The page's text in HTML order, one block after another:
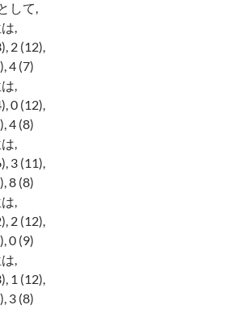
して,
,
2 (12),
4 (7)
,
0 (12),
4 (8)
,
3 (11),
8 (8)
,
2 (12),
0 (9)
,
1 (12),
3 (8)